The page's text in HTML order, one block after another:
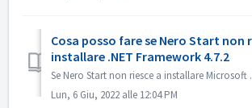
Cosa posso fare se Nero Start non
installare .NET Framework 4.7.2
Lun, 6 Giu, 2022 alle 12:04 PM